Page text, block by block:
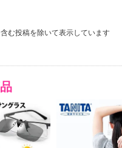
む投稿を除いて表示しています